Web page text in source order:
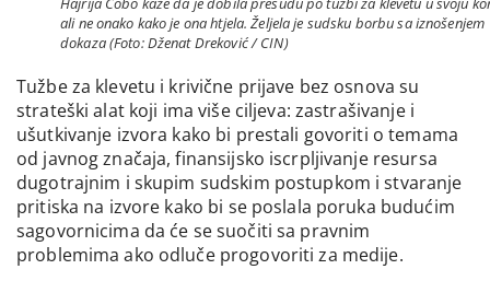
ali ne onako kako je ona htjela. Željela je sudsku borbu sa iznošenjem
dokaza (Foto: Dženat Dreković / CIN)
Tužbe za klevetu i krivične prijave bez osnova su
strateški alat koji ima više ciljeva: zastrašivanje i
ušutkivanje izvora kako bi prestali govoriti o temama
od javnog značaja, finansijsko iscrpljivanje resursa
dugotrajnim i skupim sudskim postupkom i stvaranje
pritiska na izvore kako bi se poslala poruka budućim
sagovornicima da će se suočiti sa pravnim
problemima ako odluče progovoriti za medije.